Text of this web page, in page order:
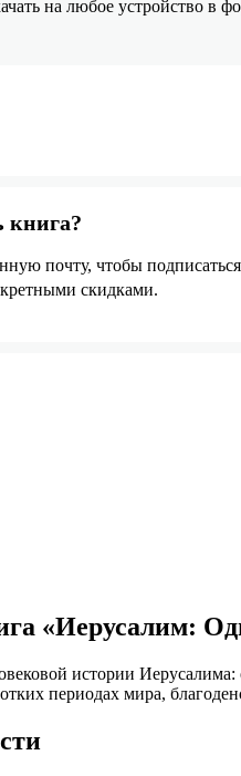
на любое устройство в
«Иерусалим:
истории Иерусалима:
периодах мира,
книга?
почту, чтобы
скидками.